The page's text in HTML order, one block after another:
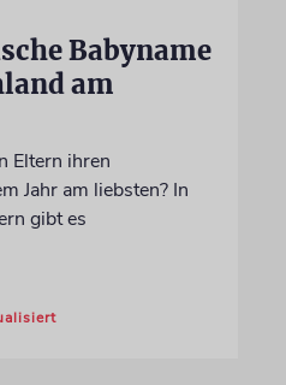
Babyname
am
Eltern ihren
Jahr am liebsten? In
gibt es